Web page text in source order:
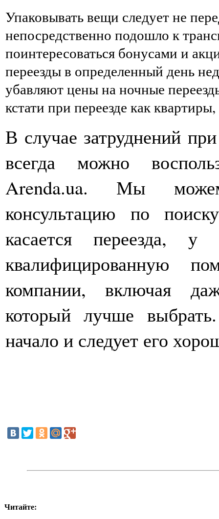
Упаковывать вещи следует не
непосредственно подошло к
поинтересоваться бонусами и
переезды в определенный день
убавляют цены на ночные
кстати при переезде как
В случае затруднений
всегда можно
Arenda.ua. Мы можем
консультацию по
касается переезда,
квалифицированную
компании, включая
который лучше
начало и следует его
Читайте: